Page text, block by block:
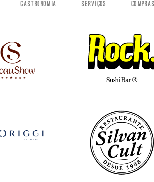
GASTRONOMIA SERVIÇOS COMPRAS
VEJA MAIS VEJA MAIS
VEJA MAIS
VEJA MAIS